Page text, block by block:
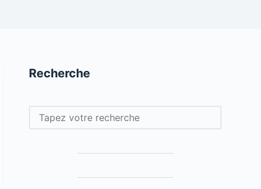
Recherche
Rechercher